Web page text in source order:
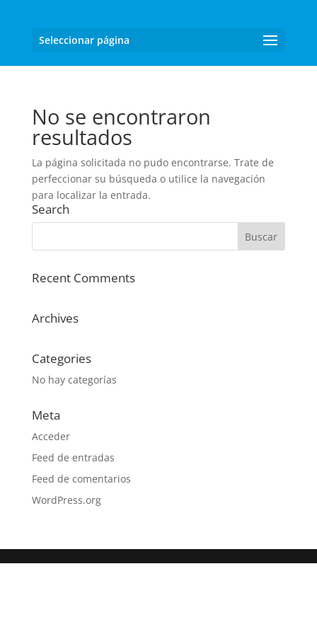
Seleccionar página
No se encontraron
resultados
La página solicitada no pudo encontrarse. Trate de
perfeccionar su búsqueda o utilice la navegación
para localizar la entrada.
Search
Recent Comments
Archives
Categories
No hay categorías
Meta
Acceder
Feed de entradas
Feed de comentarios
WordPress.org